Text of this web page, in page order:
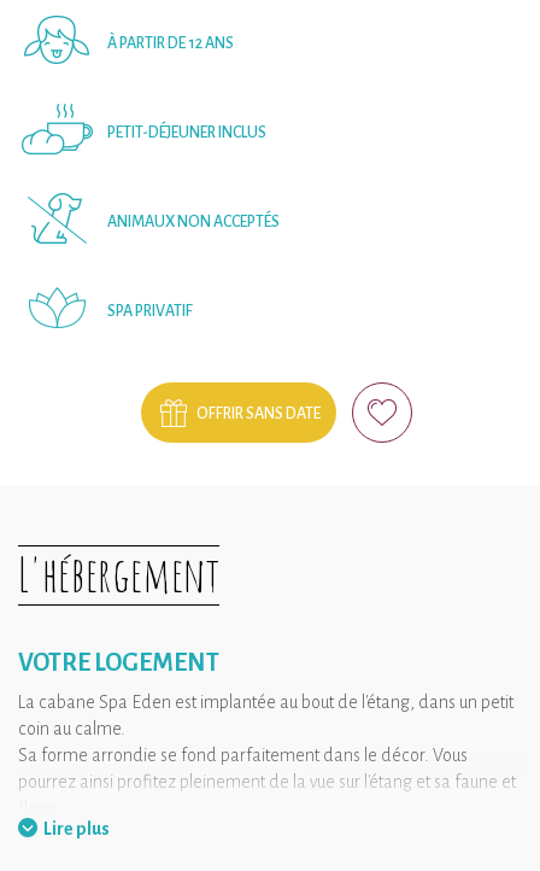
À PARTIR DE 12 ANS
PETIT-DÉJEUNER INCLUS
ANIMAUX NON ACCEPTÉS
SPA PRIVATIF
OFFRIR SANS DATE
L'hébergement
VOTRE LOGEMENT
La cabane Spa Eden est implantée au bout de l'étang, dans un petit
coin au calme.
Sa forme arrondie se fond parfaitement dans le décor. Vous
pourrez ainsi profitez pleinement de la vue sur l'étang et sa faune et
Lire plus